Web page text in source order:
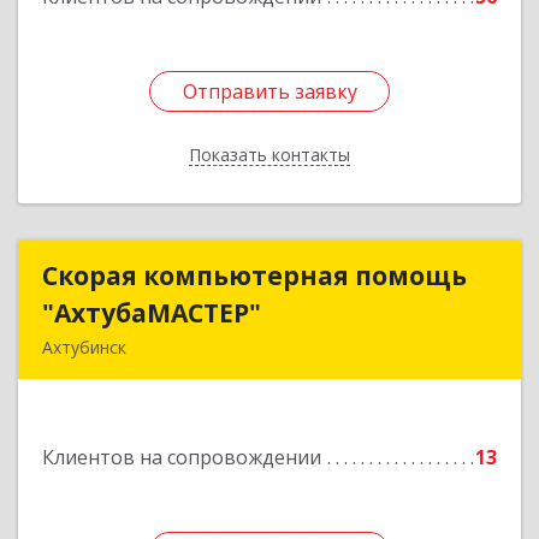
Отправить заявку
Показать контакты
Отправить заявку
Назад
Скорая компьютерная помощь
"АхтубаМАСТЕР"
Ахтубинск
Клиентов на сопровождении 13
Скорая компьютерная помощь
Подробнее